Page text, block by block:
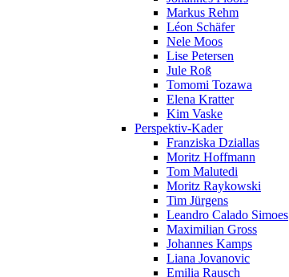
Markus Rehm
Léon Schäfer
Nele Moos
Lise Petersen
Jule Roß
Tomomi Tozawa
Elena Kratter
Kim Vaske
Perspektiv-Kader
Franziska Dziallas
Moritz Hoffmann
Tom Malutedi
Moritz Raykowski
Tim Jürgens
Leandro Calado Simoes
Maximilian Gross
Johannes Kamps
Liana Jovanovic
Emilia Rausch